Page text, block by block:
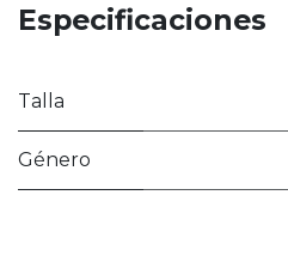
Especificaciones
Talla
Género